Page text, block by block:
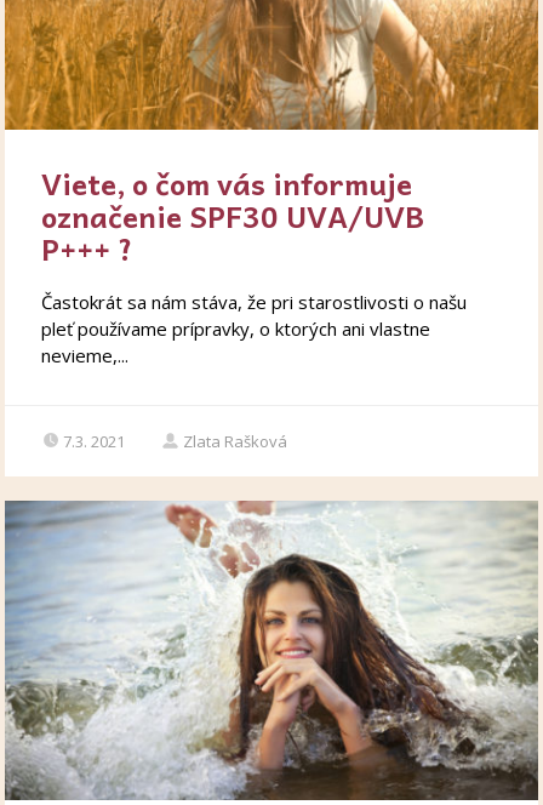
Viete, o čom vás informuje
označenie SPF30 UVA/UVB
P+++ ?
Častokrát sa nám stáva, že pri starostlivosti o našu
pleť používame prípravky, o ktorých ani vlastne
nevieme,...
7.3. 2021 Zlata Rašková